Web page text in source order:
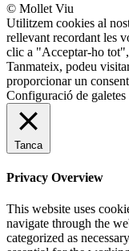
© Mollet Viu
Utilitzem cookies al
rellevant recordant les
clic a "Acceptar-ho
Tanmateix, podeu
proporcionar un
Configuració de galetes
Tanca
Privacy Overview
This website uses
navigate through the
categorized as